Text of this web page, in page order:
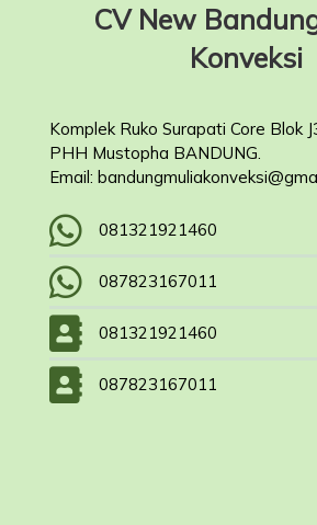
CV New
Konveksi
Komplek Ruko Surapati Core Blok
PHH Mustopha BANDUNG.
Email:
081321921460
087823167011
081321921460
087823167011